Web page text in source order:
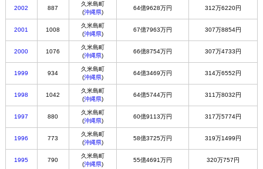
2002 887
久米島町
(沖縄県)
64億9628万円 312万6220円
2001 1008
久米島町
(沖縄県)
67億7963万円 307万8854円
2000 1076
久米島町
(沖縄県)
66億8754万円 307万4733円
1999 934
久米島町
(沖縄県)
64億3469万円 314万6552円
1998 1042
久米島町
(沖縄県)
64億5744万円 311万8032円
1997 880
久米島町
(沖縄県)
60億9113万円 317万5774円
1996 773
久米島町
(沖縄県)
58億3725万円 319万1499円
1995 790
久米島町
(沖縄県)
55億4691万円 320万757円